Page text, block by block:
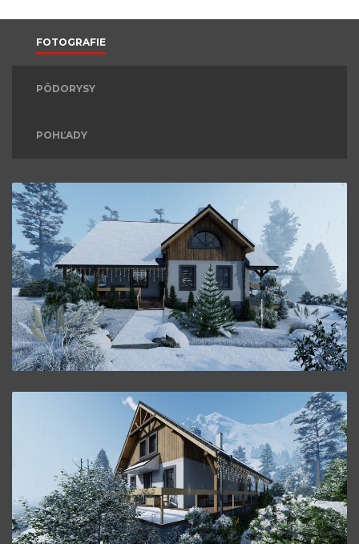
FOTOGRAFIE
PÔDORYSY
POHĽADY
Poschodový Dom P41.
ZVÄČŠIŤ
Poschodový Dom P41.
ZVÄČŠIŤ